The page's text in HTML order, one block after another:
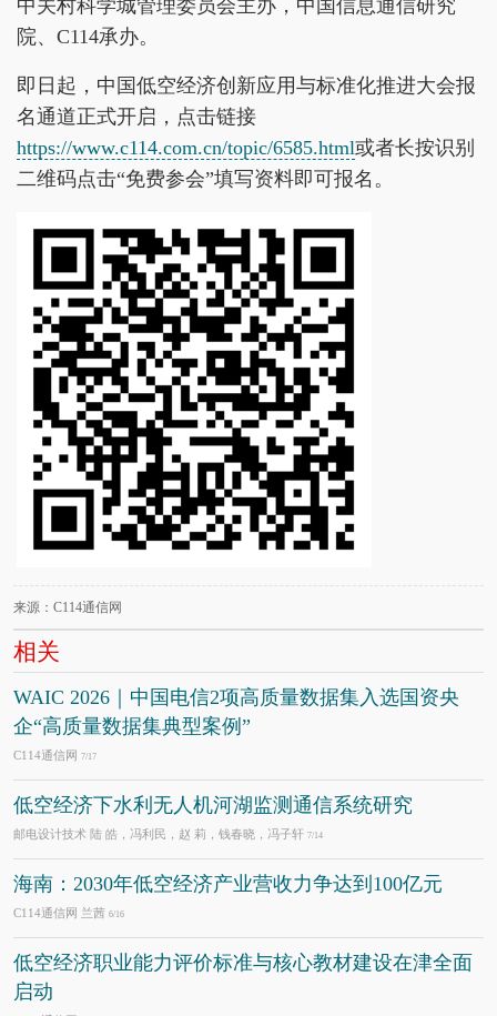
中关村科学城管理委员会主办，中国信息通信研究
院、C114承办。
即日起，中国低空经济创新应用与标准化推进大会报
名通道正式开启，点击链接
https://www.c114.com.cn/topic/6585.html或者长按识别
二维码点击“免费参会”填写资料即可报名。
来源：C114通信网
相关
WAIC 2026｜中国电信2项高质量数据集入选国资央
企“高质量数据集典型案例”
C114通信网 7/17
低空经济下水利无人机河湖监测通信系统研究
邮电设计技术 陆 皓，冯利民，赵 莉，钱春晓，冯子轩 7/14
海南：2030年低空经济产业营收力争达到100亿元
C114通信网 兰茜 6/16
低空经济职业能力评价标准与核心教材建设在津全面
启动